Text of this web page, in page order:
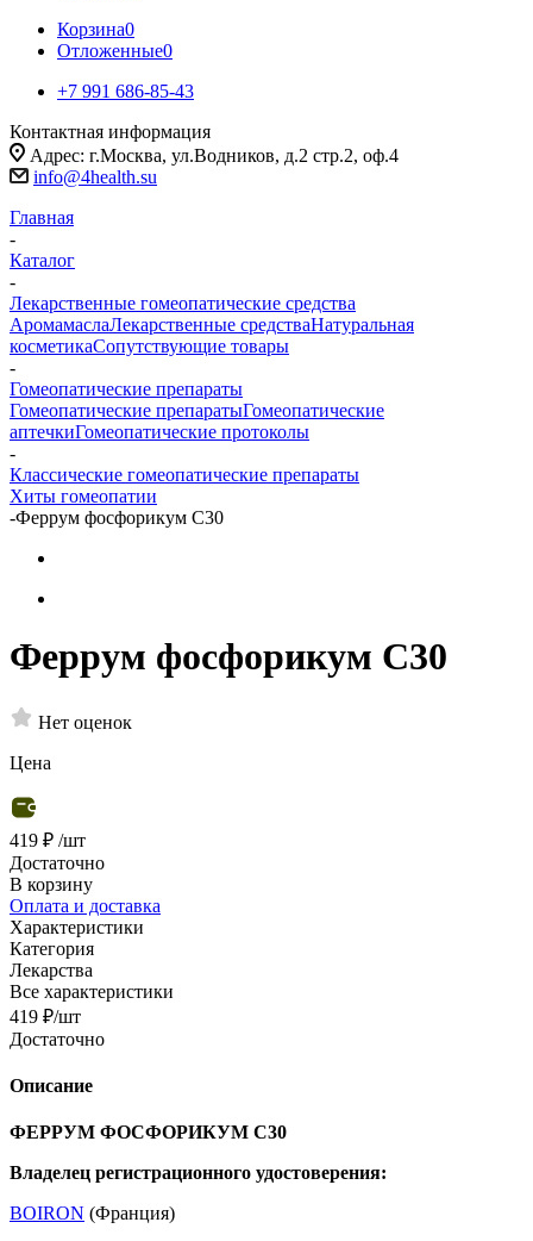
Корзина0
Отложенные0
+7 991 686-85-43
Контактная информация
Адрес: г.Москва, ул.Водников, д.2 стр.2, оф.4
info@4health.su
Главная
-
Каталог
-
Лекарственные гомеопатические средства
АромамаслаЛекарственные средстваНатуральная
косметикаСопутствующие товары
-
Гомеопатические препараты
Гомеопатические препаратыГомеопатические
аптечкиГомеопатические протоколы
-
Классические гомеопатические препараты
Хиты гомеопатии
-Феррум фосфорикум С30
Феррум фосфорикум С30
Нет оценок
Цена
419 ₽ /шт
Достаточно
В корзину
Оплата и доставка
Характеристики
Категория
Лекарства
Все характеристики
419 ₽/шт
Достаточно
Описание
ФЕРРУМ ФОСФОРИКУМ C30
Владелец регистрационного удостоверения:
BOIRON (Франция)